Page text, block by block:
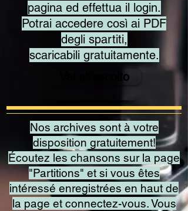
pagina ed effettua il login.
Potrai accedere così ai PDF
degli spartiti,
scaricabili gratuitamente.
Vai all'ascolto
Nos archives sont à votre
disposition gratuitement!
Écoutez les chansons sur la page
"Partitions" et si vous êtes
intéressé enregistrées en haut de
la page et connectez-vous. Vous